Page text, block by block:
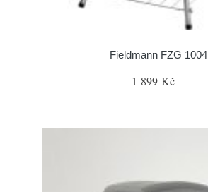
Fieldmann FZG 1004
1 899 Kč